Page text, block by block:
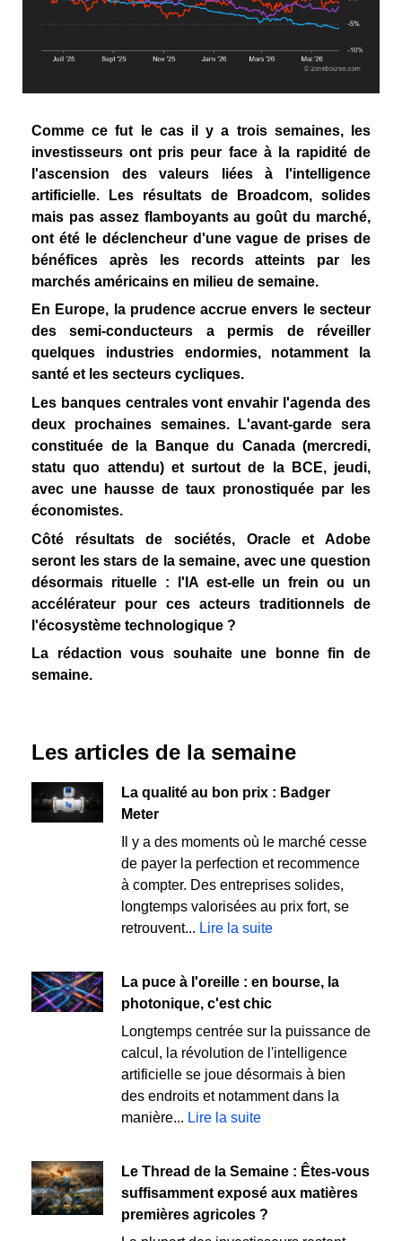
Comme ce fut le cas il y a trois semaines, les
investisseurs ont pris peur face à la rapidité de
l'ascension des valeurs liées à l'intelligence
artificielle. Les résultats de Broadcom, solides
mais pas assez flamboyants au goût du marché,
ont été le déclencheur d'une vague de prises de
bénéfices après les records atteints par les
marchés américains en milieu de semaine.
En Europe, la prudence accrue envers le secteur
des semi-conducteurs a permis de réveiller
quelques industries endormies, notamment la
santé et les secteurs cycliques.
Les banques centrales vont envahir l'agenda des
deux prochaines semaines. L'avant-garde sera
constituée de la Banque du Canada (mercredi,
statu quo attendu) et surtout de la BCE, jeudi,
avec une hausse de taux pronostiquée par les
économistes.
Côté résultats de sociétés, Oracle et Adobe
seront les stars de la semaine, avec une question
désormais rituelle : l'IA est-elle un frein ou un
accélérateur pour ces acteurs traditionnels de
l'écosystème technologique ?
La rédaction vous souhaite une bonne fin de
semaine.
Les articles de la semaine
La qualité au bon prix : Badger
Meter
Il y a des moments où le marché cesse
de payer la perfection et recommence
à compter. Des entreprises solides,
longtemps valorisées au prix fort, se
retrouvent... Lire la suite
La puce à l'oreille : en bourse, la
photonique, c'est chic
Longtemps centrée sur la puissance de
calcul, la révolution de l'intelligence
artificielle se joue désormais à bien
des endroits et notamment dans la
manière... Lire la suite
Le Thread de la Semaine : Êtes-vous
suffisamment exposé aux matières
premières agricoles ?